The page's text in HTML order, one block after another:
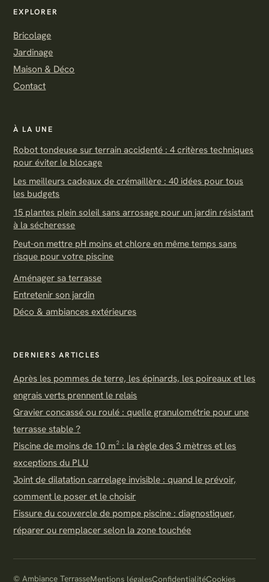
EXPLORER
Bricolage
Jardinage
Maison & Déco
Contact
À LA UNE
Robot tondeuse sur terrain accidenté : 4 critères techniques
pour éviter le blocage
Les meilleurs cadeaux de crémaillère : 40 idées pour tous
les budgets
15 plantes plein soleil sans arrosage pour un jardin résistant
à la sécheresse
Peut-on mettre pH moins et chlore en même temps sans
risque pour votre piscine
Aménager sa terrasse
Entretenir son jardin
Déco & ambiances extérieures
DERNIERS ARTICLES
Après les pommes de terre, les épinards, les poireaux et les
engrais verts prennent le relais
Gravier concassé ou roulé : quelle granulométrie pour une
terrasse stable ?
Piscine de moins de 10 m² : la règle des 3 mètres et les
exceptions du PLU
Joint de dilatation carrelage invisible : quand le prévoir,
comment le poser et le choisir
Fissure du couvercle de pompe piscine : diagnostiquer,
réparer ou remplacer selon la zone touchée
© Ambiance TerrasseMentions légalesConfidentialitéCookies